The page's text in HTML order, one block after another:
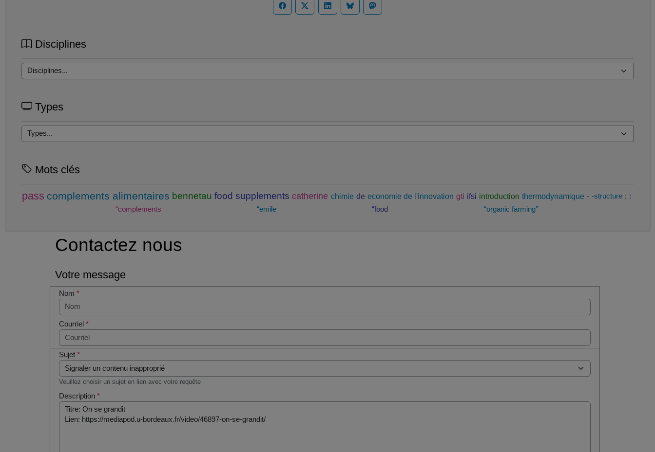
Disciplines
Types
Mots clés
pass complements alimentaires bennetau food supplements catherine chimie de economie de l'innovation gti ifsi introduction thermodynamique - -structure ; :
“complements
“emile “food “organic farming”
Contactez nous
Votre message
Nom*
Courriel*
Sujet*
Veuillez choisir un sujet en lien avec votre requête
Description*